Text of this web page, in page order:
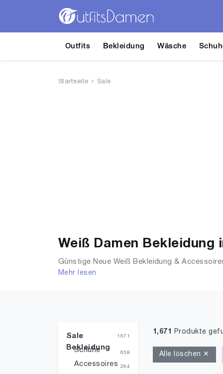
Outfits Bekleidung Wäsche
Startseite Sale
Weiß Damen Bekleidung
Günstige Neue Weiß Bekleidung &
T-Shirts, Accessoires, Unterwäsche &
Mehr lesen
Sale
Bekleidung
1671
Schuhe 658
Accessoires 264
1,671 Produkte
Alle löschen ✕